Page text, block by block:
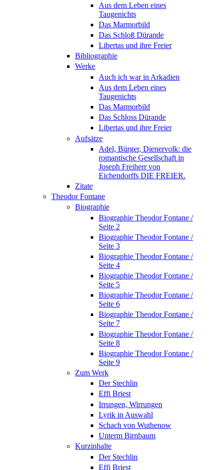
Aus dem Leben eines
Taugenichts
Das Marmorbild
Das Schloß Dürande
Libertas und ihre Freier
Bibliographie
Werke
Auch ich war in Arkadien
Aus dem Leben eines
Taugenichts
Das Marmorbild
Das Schloss Dürande
Libertas und ihre Freier
Aufsätze
Adel, Bürger, Dienervolk: die
romantische Gesellschaft in
Joseph Freiherr von
Eichendorffs DIE FREIER.
Zitate
Theodor Fontane
Biographie
Biographie Theodor Fontane /
Seite 2
Biographie Theodor Fontane /
Seite 3
Biographie Theodor Fontane /
Seite 4
Biographie Theodor Fontane /
Seite 5
Biographie Theodor Fontane /
Seite 6
Biographie Theodor Fontane /
Seite 7
Biographie Theodor Fontane /
Seite 8
Biographie Theodor Fontane /
Seite 9
Zum Werk
Der Stechlin
Effi Briest
Irrungen, Wirrungen
Lyrik in Auswahl
Schach von Wuthenow
Unterm Birnbaum
Kurzinhalte
Der Stechlin
Effi Briest